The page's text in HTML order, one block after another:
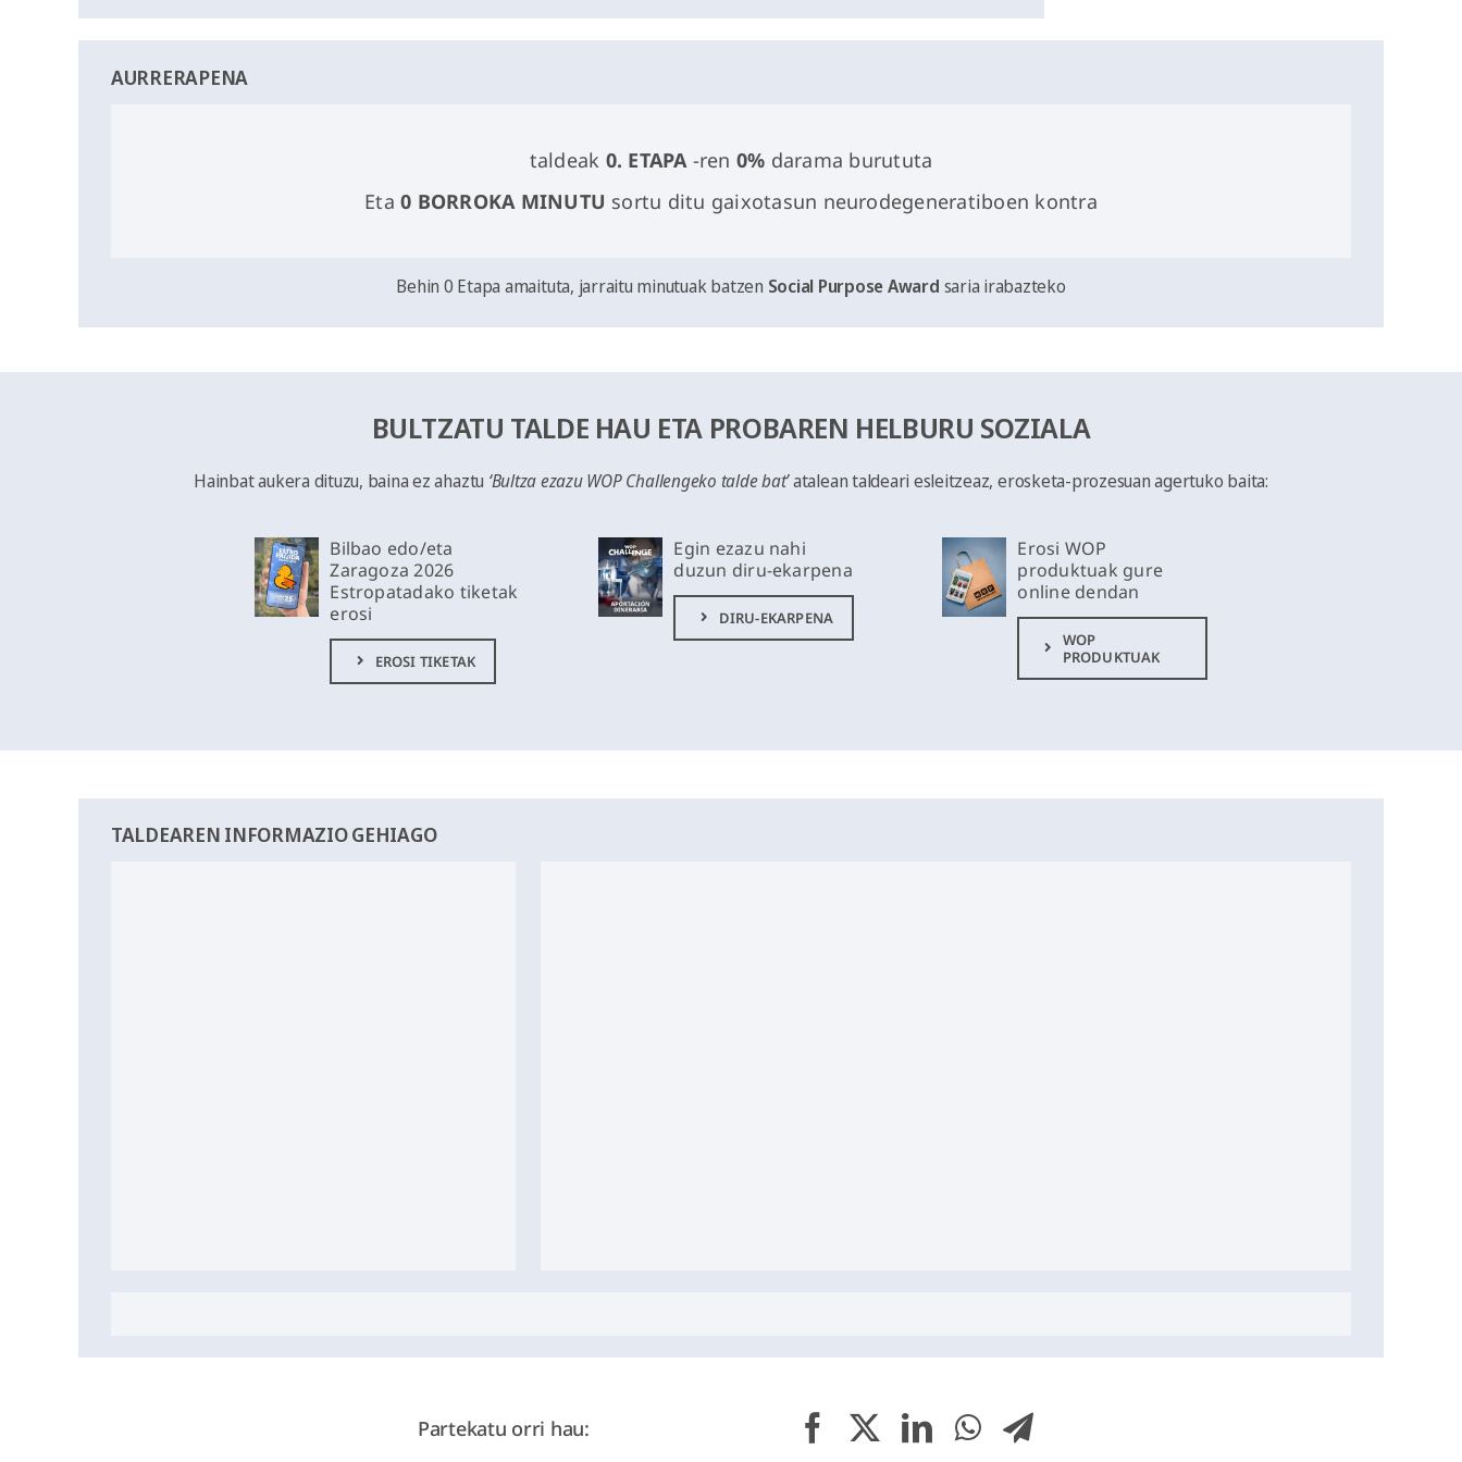
AURRERAPENA
taldeak 0. ETAPA -ren 0% darama burututa
Eta0 BORROKA MINUTU sortu ditu gaixotasun neurodegeneratiboen kontra
Behin 0 Etapa amaituta, jarraitu minutuak batzen Social Purpose Award saria irabazteko
BULTZATU TALDE HAU ETA PROBAREN HELBURU SOZIALA
Hainbat aukera dituzu, baina ez ahaztu ‘Bultza ezazu WOP Challengeko talde bat’atalean taldeari esleitzeaz, erosketa-prozesuan agertuko baita:
Bilbao edo/eta
Zaragoza 2026
Estropatadako tiketak
erosi
EROSI TIKETAK
Egin ezazu nahi
duzun diru-ekarpena
DIRU-EKARPENA
Erosi WOP
produktuak gure
online dendan
WOP
PRODUKTUAK
TALDEAREN INFORMAZIO GEHIAGO
Partekatu orri hau: